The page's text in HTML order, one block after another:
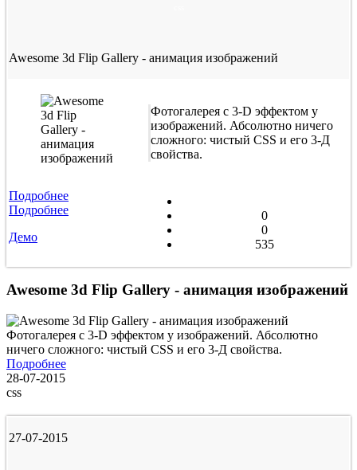
Awesome 3d Flip Gallery - анимация изображений
Фотогалерея с 3-D эффектом у
изображений. Абсолютно ничего
сложного: чистый CSS и его 3-Д
свойства.
Подробнее
Подробнее
Демо
0
0
535
Awesome 3d Flip Gallery - анимация изображений
Фотогалерея с 3-D эффектом у изображений. Абсолютно
ничего сложного: чистый CSS и его 3-Д свойства.
Подробнее
28-07-2015
css
27-07-2015